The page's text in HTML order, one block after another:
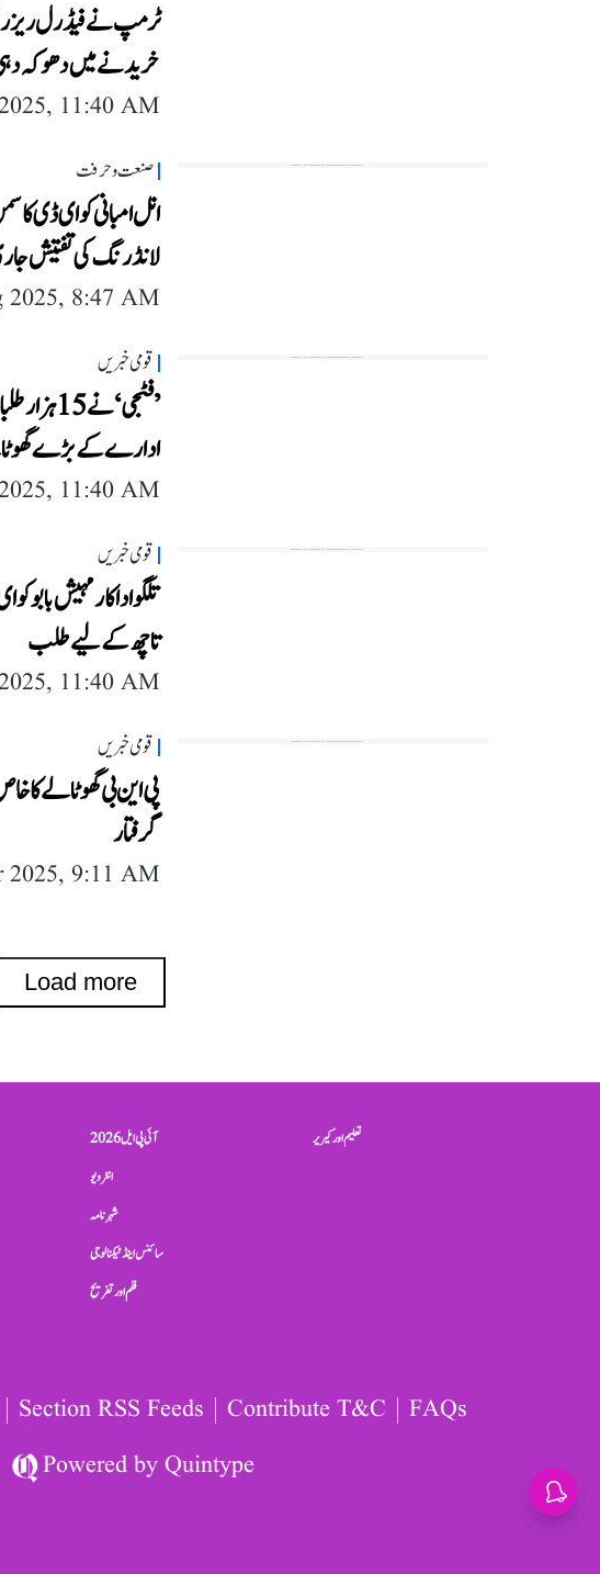
ٹرمپ نے فیڈرل ریزرو
خریدنے میں دھوکہ
11:40 AM
صنعت و حرفت
لانڈرنگ کی تفتیش
2025, 8:47 AM
قومی خبریں
ادارے کے بڑے
11:40 AM
قومی خبریں
تلگو اداکار مہیش بابو
تاچھ کے لیے طلب
11:40 AM
قومی خبریں
پی این بی گھوٹالے کا
گرفتار
2025, 9:11 AM
Load more
آئی پی ایل 2026
انٹرویو
شہرنامہ
سائنس اینڈ ٹیکنالوجی
فلم اور تفریح
تعلیم اور کیریر
Section RSS Feeds Contribute T&C
FAQs
Powered byQuintype